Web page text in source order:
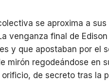
se aproxima a
venganza final de
y que apostaban por el
mirón regodeándose en
de secreto tras la